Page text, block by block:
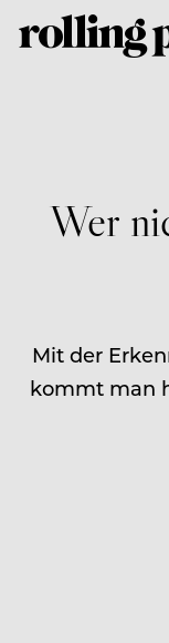
Wer
Mit der
kommt man